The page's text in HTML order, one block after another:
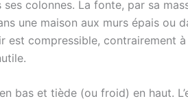
colonnes. La fonte, par sa
une maison aux murs épais ou
compressible, contrairement à
bas et tiède (ou froid) en haut.